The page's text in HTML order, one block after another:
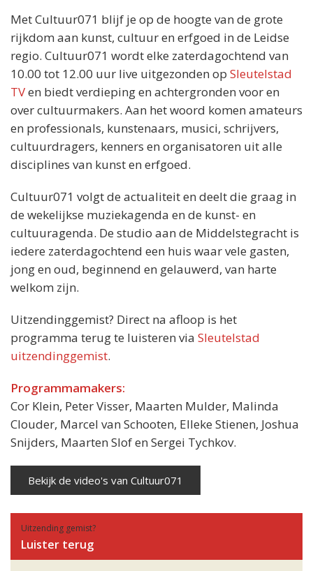
Met Cultuur071 blijf je op de hoogte van de grote
rijkdom aan kunst, cultuur en erfgoed in de Leidse
regio. Cultuur071 wordt elke zaterdagochtend van
10.00 tot 12.00 uur live uitgezonden op Sleutelstad
TVen biedt verdieping en achtergronden voor en
over cultuurmakers. Aan het woord komen amateurs
en professionals, kunstenaars, musici, schrijvers,
cultuurdragers, kenners en organisatoren uit alle
disciplines van kunst en erfgoed.
Cultuur071 volgt de actualiteit en deelt die graag in
de wekelijkse muziekagenda en de kunst- en
cultuuragenda. De studio aan de Middelstegracht is
iedere zaterdagochtend een huis waar vele gasten,
jong en oud, beginnend en gelauwerd, van harte
welkom zijn.
Uitzendinggemist? Direct na afloop is het
programma terug te luisteren via Sleutelstad
uitzendinggemist.
Programmamakers:
Cor Klein, Peter Visser, Maarten Mulder, Malinda
Clouder, Marcel van Schooten, Elleke Stienen, Joshua
Snijders, Maarten Slof en Sergei Tychkov.
Bekijk de video's van Cultuur071
Uitzending gemist?
Luister terug